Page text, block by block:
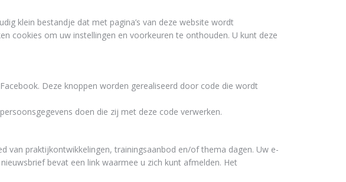
klein bestandje dat met pagina’s van deze website wordt
cookies om uw instellingen en voorkeuren te onthouden. U kunt deze
Deze knoppen worden gerealiseerd door code die wordt
doen die zij met deze code verwerken.
van praktijkontwikkelingen, trainingsaanbod en/of thema dagen. Uw e-
bevat een link waarmee u zich kunt afmelden. Het